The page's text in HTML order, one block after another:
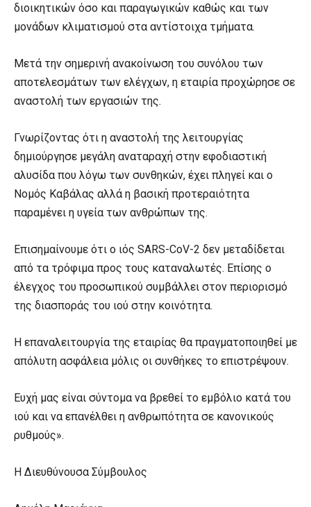
διοικητικών όσο και παραγωγικών καθώς και των
μονάδων κλιματισμού στα αντίστοιχα τμήματα.
Μετά την σημερινή ανακοίνωση του συνόλου των
αποτελεσμάτων των ελέγχων, η εταιρία προχώρησε σε
αναστολή των εργασιών της.
Γνωρίζοντας ότι η αναστολή της λειτουργίας
δημιούργησε μεγάλη αναταραχή στην εφοδιαστική
αλυσίδα που λόγω των συνθηκών, έχει πληγεί και ο
Νομός Καβάλας αλλά η βασική προτεραιότητα
παραμένει η υγεία των ανθρώπων της.
Επισημαίνουμε ότι ο ιός SARS-CoV-2 δεν μεταδίδεται
από τα τρόφιμα προς τους καταναλωτές. Επίσης ο
έλεγχος του προσωπικού συμβάλλει στον περιορισμό
της διασποράς του ιού στην κοινότητα.
Η επαναλειτουργία της εταιρίας θα πραγματοποιηθεί με
απόλυτη ασφάλεια μόλις οι συνθήκες το επιστρέψουν.
Ευχή μας είναι σύντομα να βρεθεί το εμβόλιο κατά του
ιού και να επανέλθει η ανθρωπότητα σε κανονικούς
ρυθμούς».
Η Διευθύνουσα Σύμβουλος